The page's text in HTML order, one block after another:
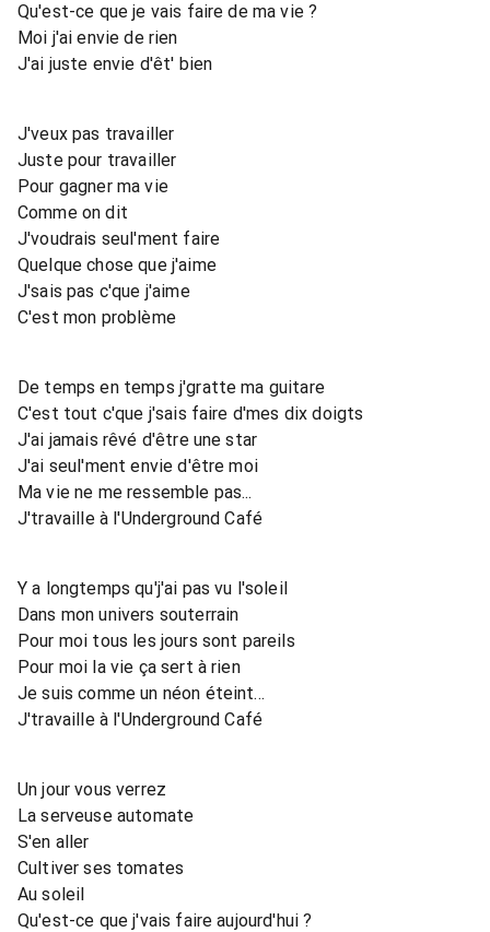
Qu'est-ce que je vais faire de ma vie ?
Moi j'ai envie de rien
J'ai juste envie d'êt' bien
J'veux pas travailler
Juste pour travailler
Pour gagner ma vie
Comme on dit
J'voudrais seul'ment faire
Quelque chose que j'aime
J'sais pas c'que j'aime
C'est mon problème
De temps en temps j'gratte ma guitare
C'est tout c'que j'sais faire d'mes dix doigts
J'ai jamais rêvé d'être une star
J'ai seul'ment envie d'être moi
Ma vie ne me ressemble pas...
J'travaille à l'Underground Café
Y a longtemps qu'j'ai pas vu l'soleil
Dans mon univers souterrain
Pour moi tous les jours sont pareils
Pour moi la vie ça sert à rien
Je suis comme un néon éteint...
J'travaille à l'Underground Café
Un jour vous verrez
La serveuse automate
S'en aller
Cultiver ses tomates
Au soleil
Qu'est-ce que j'vais faire aujourd'hui ?